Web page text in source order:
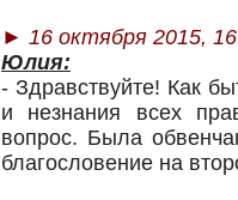
► 16 октября 2015,
Юлия:
- Здравствуйте! Как
и незнания всех
вопрос. Была
благословение на